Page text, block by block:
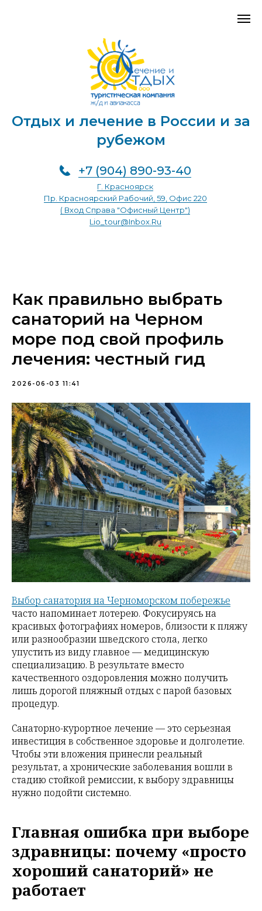
Отдых и лечение в России и за
рубежом
+7 (904) 890-93-40
Г. Красноярск
Пр. Красноярский Рабочий, 59, Офис 220
( Вход Справа "Офисный Центр")
Lio_tour@inbox.ru
Как правильно выбрать
санаторий на Черном
море под свой профиль
лечения: честный гид
2026-06-03 11:41
Выбор санатория на Черноморском побережье
часто напоминает лотерею. Фокусируясь на
красивых фотографиях номеров, близости к пляжу
или разнообразии шведского стола, легко
упустить из виду главное — медицинскую
специализацию. В результате вместо
качественного оздоровления можно получить
лишь дорогой пляжный отдых с парой базовых
процедур.
Санаторно-курортное лечение — это серьезная
инвестиция в собственное здоровье и долголетие.
Чтобы эти вложения принесли реальный
результат, а хронические заболевания вошли в
стадию стойкой ремиссии, к выбору здравницы
нужно подойти системно.
Главная ошибка при выборе
здравницы: почему «просто
хороший санаторий» не
работает